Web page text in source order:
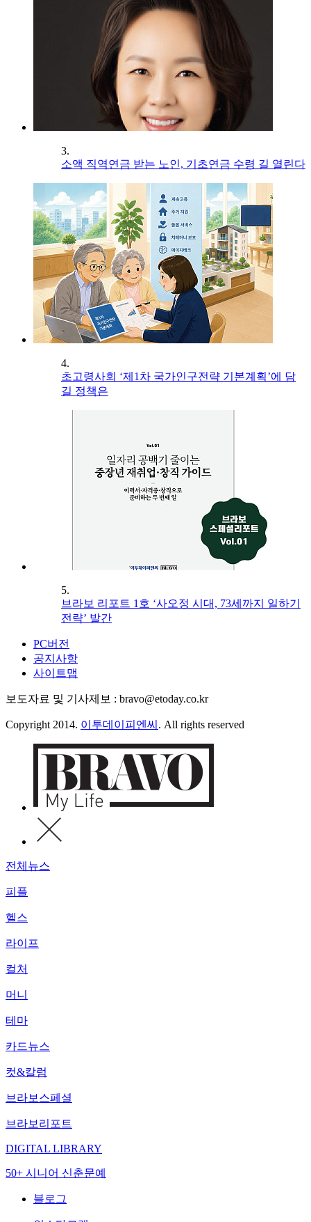
3.
소액 직역연금 받는 노인, 기초연금 수령 길 열린다
4.
초고령사회 ‘제1차 국가인구전략 기본계획’에 담
길 정책은
5.
브라보 리포트 1호 ‘사오정 시대, 73세까지 일하기
전략’ 발간
PC버전
공지사항
사이트맵
보도자료 및 기사제보 : bravo@etoday.co.kr
Copyright 2014. 이투데이피엔씨 . All rights reserved
전체뉴스
피플
헬스
라이프
컬처
머니
테마
카드뉴스
컷&칼럼
브라보스페셜
브라보리포트
DIGITAL LIBRARY
50+ 시니어 신춘문예
블로그